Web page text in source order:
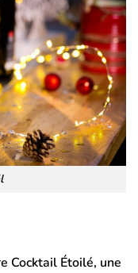
Cocktail Étoilé, une